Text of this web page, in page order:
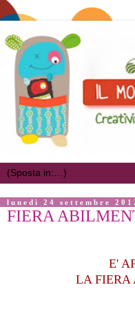
lunedì 24 settembre
FIERA
E'
LA FIERA